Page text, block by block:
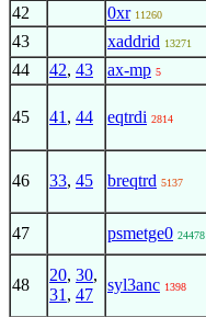
42 0xr 11260
43 xaddrid 13271
44 42, 43 ax-mp 5
45 41 , 44 eqtrdi 2814
46 33, 45 breqtrd 5137
47 psmetge0 24478
48
20, 30,
31 , 47
syl3anc 1398